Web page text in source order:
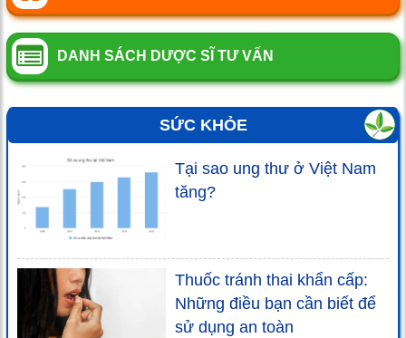
DANH SÁCH DƯỢC SĨ TƯ VẤN
SỨC KHỎE
Tại sao ung thư ở Việt Nam
tăng?
Thuốc tránh thai khẩn cấp:
Những điều bạn cần biết để
sử dụng an toàn